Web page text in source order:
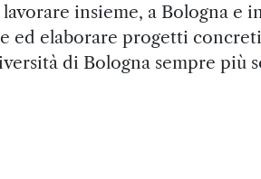
insieme, a Bologna e
ed elaborare progetti
di Bologna sempre più